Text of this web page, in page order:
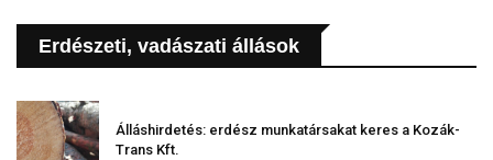
Erdészeti, vadászati állások
Álláshirdetés: erdész munkatársakat keres a Kozák-
Trans Kft.